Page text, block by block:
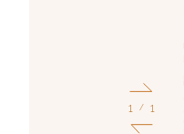
1 / 1